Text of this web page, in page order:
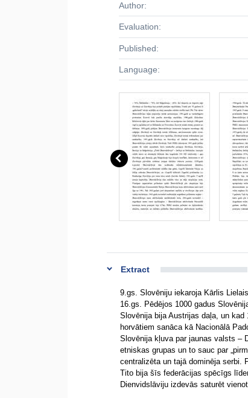
Author:
Evaluation:
Published:
Language:
Extract
9.gs. Slovēniju iekaroja Kārlis
16.gs. Pēdējos 1000 gadus
Slovēnija bija Austrijas daļa, un
horvātiem sanāca kā Nacionālā
Slovēnija kļuva par jaunas valsts –
etniskas grupas un to sauc par
centralizēta un tajā dominēja serbi.
Tito bija šīs federācijas spēcīgs
Dienvidslāviju izdevās saturēt